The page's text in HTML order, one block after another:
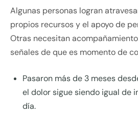
Algunas personas logran
propios recursos y el apoyo de
Otras necesitan
señales de que es momento de
Pasaron más de 3 meses
el dolor sigue siendo igual de
día.